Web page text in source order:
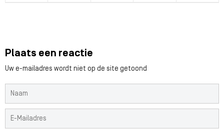
Plaats een reactie
Uw e-mailadres wordt niet op de site getoond